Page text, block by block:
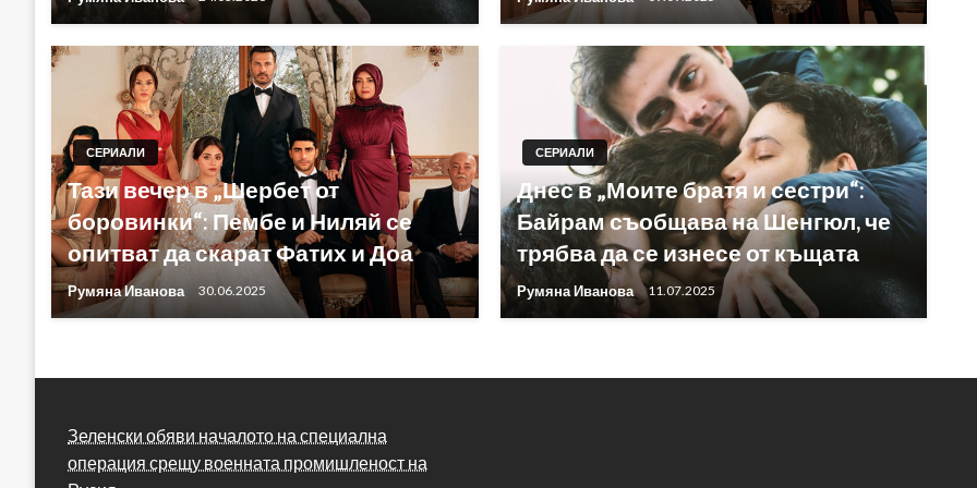
СЕРИАЛИ
Тази вечер в „Шербет от
боровинки“: Пембе и Ниляй се
опитват да скарат Фатих и Доа
Румяна Иванова 30.06.2025
СЕРИАЛИ
Днес в „Моите братя и сестри“:
Байрам съобщава на Шенгюл, че
трябва да се изнесе от къщата
Румяна Иванова 11.07.2025
Зеленски обяви началото на специална
операция срещу военната промишленост на